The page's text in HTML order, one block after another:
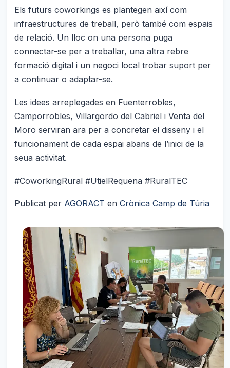
Els futurs coworkings es plantegen així com
infraestructures de treball, però també com espais
de relació. Un lloc on una persona puga
connectar-se per a treballar, una altra rebre
formació digital i un negoci local trobar suport per
a continuar o adaptar-se.
Les idees arreplegades en Fuenterrobles,
Camporrobles, Villargordo del Cabriel i Venta del
Moro serviran ara per a concretar el disseny i el
funcionament de cada espai abans de l’inici de la
seua activitat.
#CoworkingRural #UtielRequena #RuralTEC
Publicat per AGORACT enCrònica Camp de Túria